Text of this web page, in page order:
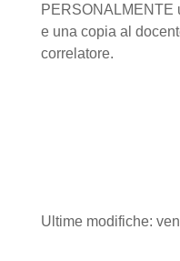
PERSONALMENTE
e una copia al
correlatore.
Ultime modifiche: